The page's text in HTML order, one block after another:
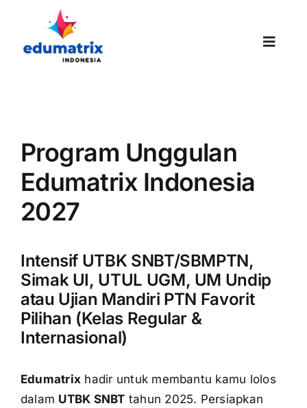
content
Toggle
ABOUT US
PROMO
Program Unggulan
Edumatrix Indonesia
2027
Intensif UTBK SNBT/SBMPTN,
Simak UI, UTUL UGM, UM Undip
atau Ujian Mandiri PTN Favorit
Pilihan (Kelas Regular &
Internasional)
Edumatrix hadir untuk membantu kamu lolos
dalam UTBK SNBT tahun 2025. Persiapkan